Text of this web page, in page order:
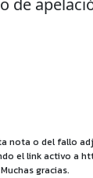
de
nota o del fallo
el link activo a
gracias.